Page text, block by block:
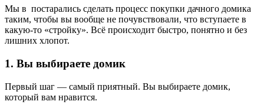
Мы в постарались сделать процесс покупки дачного домика
таким, чтобы вы вообще не почувствовали, что вступаете в
какую-то «стройку». Всё происходит быстро, понятно и без
лишних хлопот.
1. Вы выбираете домик
Первый шаг — самый приятный. Вы выбираете домик,
который вам нравится.